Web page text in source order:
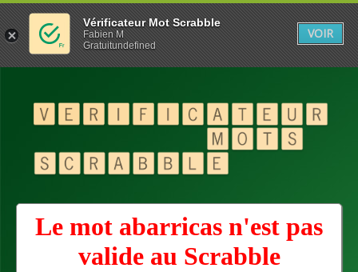
Le mot abarricas n'est pas
valide au Scrabble
Vérificateur Mot Scrabble
Fabien M
Gratuitundefined
VOIR